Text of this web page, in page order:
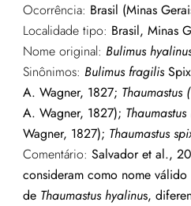
Ocorrência: Brasil (Minas
Localidade tipo: Brasil, Minas
Nome original: Bulimus
Sinônimos: Bulimus fragilis
A. Wagner, 1827; Thaumastus
A. Wagner, 1827);
Wagner, 1827); Thaumastus
Comentário: Salvador et al.,
consideram como nome válido
de Thaumastus hyalinus,